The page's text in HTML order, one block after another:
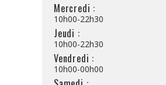
Mercredi :
10h00-22h30
Jeudi :
10h00-22h30
Vendredi :
10h00-00h00